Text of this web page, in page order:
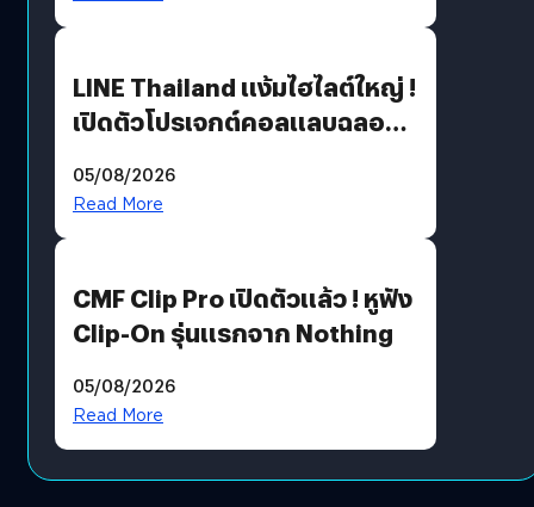
LINE Thailand แง้มไฮไลต์ใหญ่ !
เปิดตัวโปรเจกต์คอลแลบฉลอง
Moon x LINE FRIENDS
05/08/2026
Read More
CMF Clip Pro เปิดตัวแล้ว ! หูฟัง
Clip-On รุ่นแรกจาก Nothing
05/08/2026
Read More